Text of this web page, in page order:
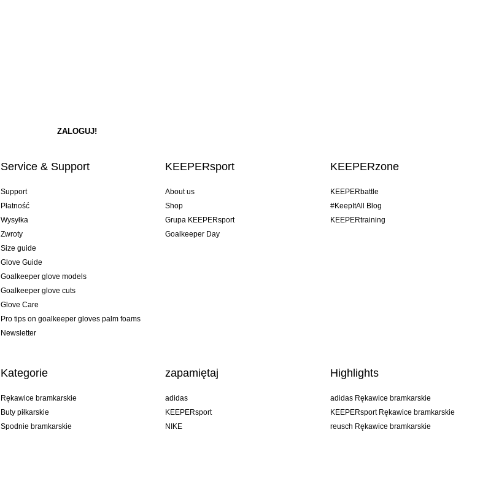
Service & Support
Support
Płatność
Wysyłka
Zwroty
Size guide
Glove Guide
Goalkeeper glove models
Goalkeeper glove cuts
Glove Care
Pro tips on goalkeeper gloves palm foams
Newsletter
KEEPERsport
About us
Shop
Grupa KEEPERsport
Goalkeeper Day
KEEPERzone
KEEPERbattle
#KeepItAll Blog
KEEPERtraining
Kategorie
Rękawice bramkarskie
Buty piłkarskie
Spodnie bramkarskie
zapamiętaj
adidas
KEEPERsport
NIKE
Highlights
adidas Rękawice bramkarskie
KEEPERsport Rękawice bramkarskie
reusch Rękawice bramkarskie